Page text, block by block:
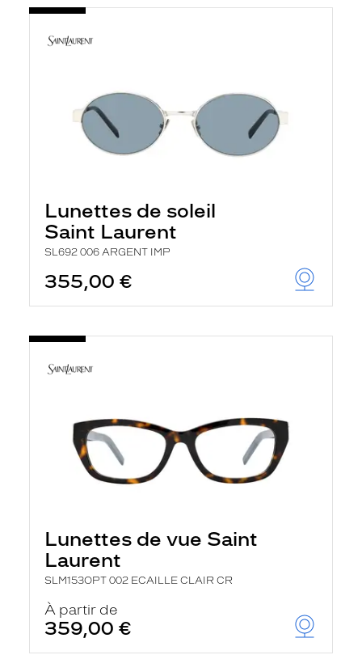
Lunettes de soleil
Saint Laurent
SL692 006 ARGENT IMP
355,00 €
Lunettes de vue Saint
Laurent
SLM153OPT 002 ECAILLE CLAIR CR
À partir de
359,00 €